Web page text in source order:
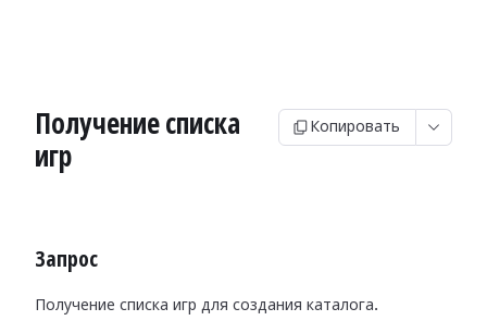
Получение списка
игр
Копировать
Запрос
Получение списка игр для создания каталога.